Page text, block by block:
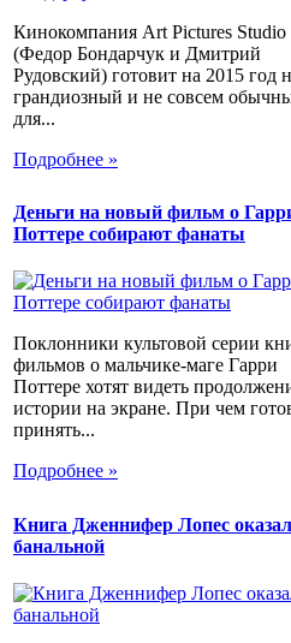
Кинокомпания Art Pictures Studio
(Федор Бондарчук и Дмитрий
Рудовский) готовит на 2015 год
грандиозный и не совсем
для...
Подробнее »
Деньги на новый фильм о
Поттере собирают фанаты
Поклонники культовой серии
фильмов о мальчике-маге Гарри
Поттере хотят видеть
истории на экране. При чем
принять...
Подробнее »
Книга Дженнифер Лопес
банальной